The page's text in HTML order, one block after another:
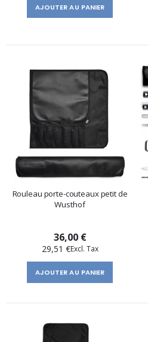
AJOUTER AU PANIER
Rouleau porte-couteaux petit de
Wusthof
36,00 €
29,51 €
AJOUTER AU PANIER